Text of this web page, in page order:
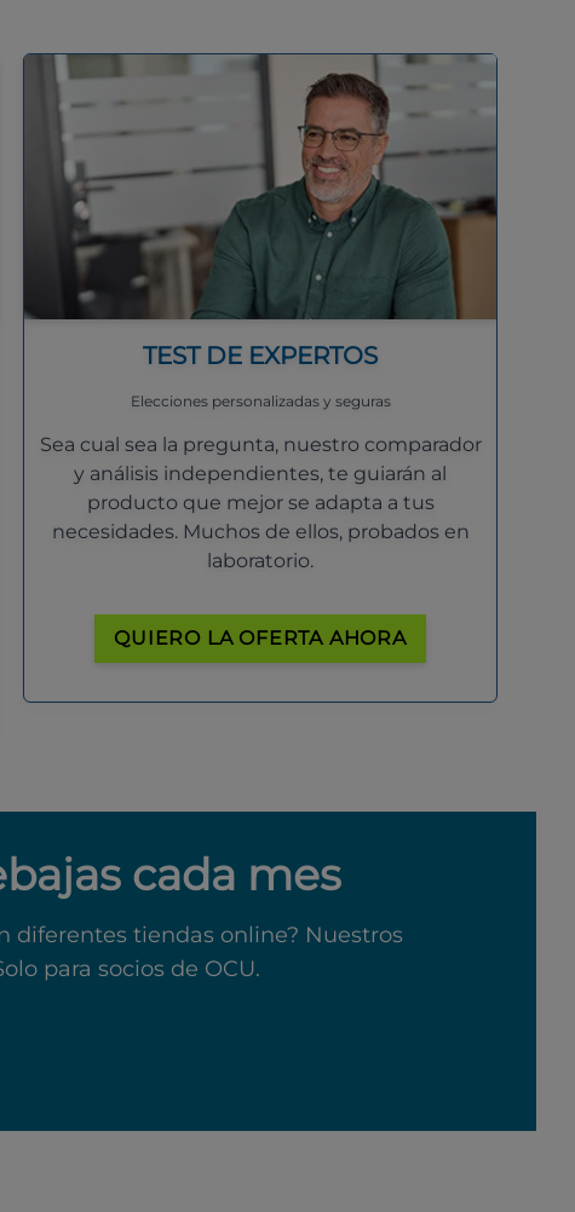
TEST DE EXPERTOS
Elecciones personalizadas y seguras
Sea cual sea la pregunta, nuestro comparador
y análisis independientes, te guiarán al
producto que mejor se adapta a tus
necesidades. Muchos de ellos, probados en
laboratorio.
QUIERO LA OFERTA AHORA
cada mes
diferentes tiendas online? Nuestros
para socios de OCU.